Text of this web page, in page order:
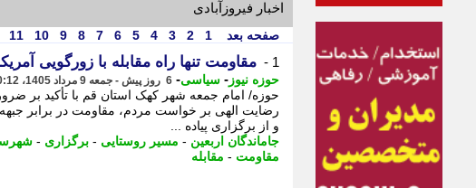
اخبار فیروزآبادی
صفحه بعد 1
2
3
4
5
6
7
8
9
10
11
1 - مقاومت تنها راه مقابله با زورگویی
حوزه نیوز - سیاسی- 6 روز پیش - جمعه 9 مرداد 1405، 20:12
حوزه/ امام جمعه شهر کهک استان قم با تأکید بر
رضایت الهی بر خواست مردم، مقاومت در برابر جبهه
و از برگزاری پیاده ...
جاماندگان اربعین - مسیر روستایی - برگزاری -
مقاومت - مقابله